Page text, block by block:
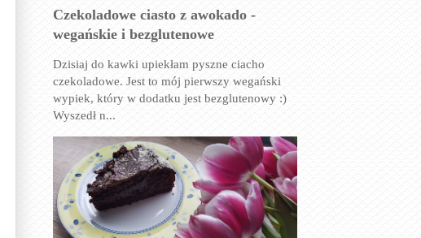
Czekoladowe ciasto z awokado -
wegańskie i bezglutenowe
Dzisiaj do kawki upiekłam pyszne ciacho
czekoladowe. Jest to mój pierwszy wegański
wypiek, który w dodatku jest bezglutenowy :)
Wyszedł n...